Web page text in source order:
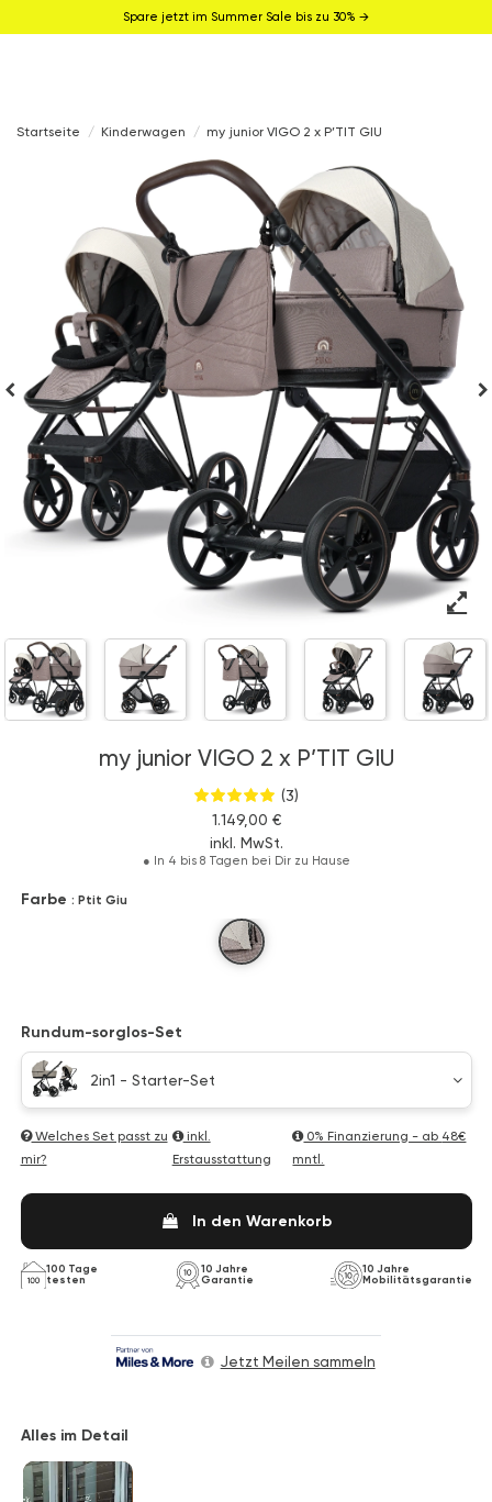
Spare jetzt im Summer Sale bis zu 30% →
Startseite Kinderwagen my junior VIGO 2 x P’TIT GIU
my junior VIGO 2 x P’TIT GIU
(3)
1.149,00 €
inkl. MwSt.
● In 4 bis 8 Tagen bei Dir zu Hause
Farbe : Ptit Giu
Ptit Giu
Rundum-sorglos-Set
2in1 - Starter-Set
Welches Set passt zu
mir?
inkl.
Erstausstattung
0% Finanzierung - ab 48€
mntl.
In den Warenkorb
100 Tage
testen
10 Jahre
Garantie
10 Jahre
Mobilitätsgarantie
Jetzt Meilen sammeln
Alles im Detail